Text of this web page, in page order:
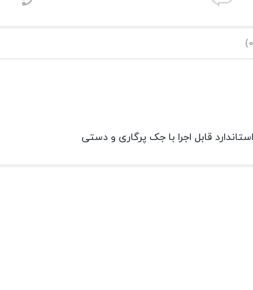
قابل اجرا با جک پرگاری و دستی